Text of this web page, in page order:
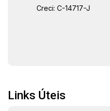
Creci: C-14717-J
Links Úteis